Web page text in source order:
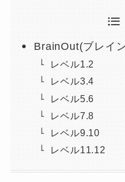
BrainOut(ブレイ
レベル1.2
レベル3.4
レベル5.6
レベル7.8
レベル9.10
レベル11.12